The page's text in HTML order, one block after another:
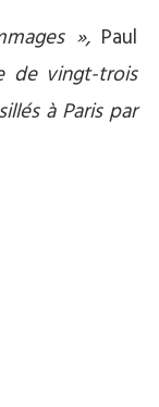
»,Paul
de vingt-trois
à Paris par